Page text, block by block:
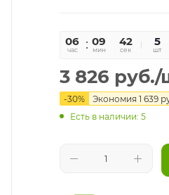
06
час
09
мин
41
сек
5
шт
3 826 руб./
-30% Экономия 1 639
Есть в наличии: 5